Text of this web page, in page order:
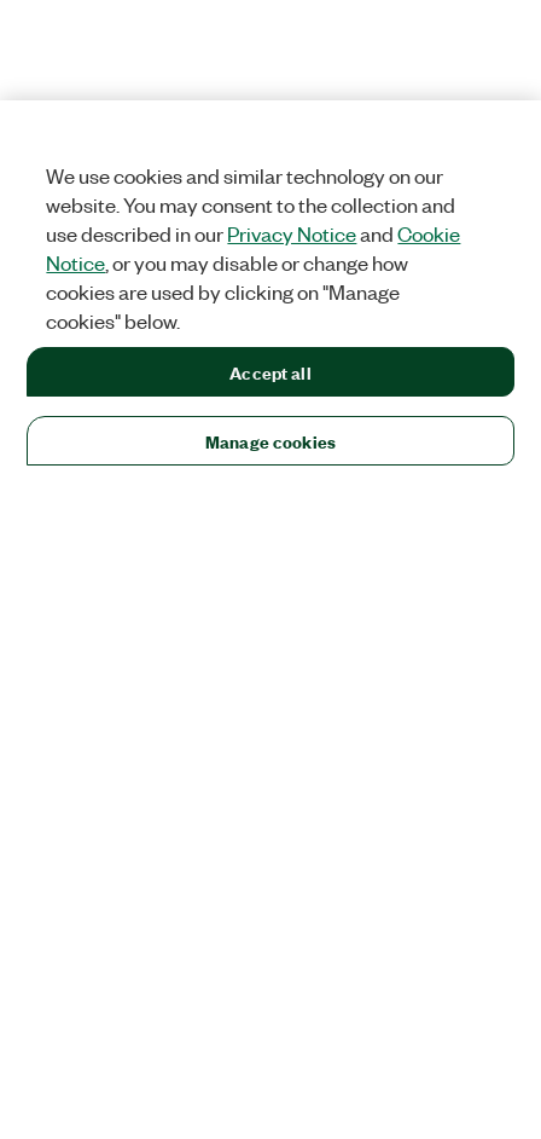
We use cookies and similar technology on our
website. You may consent to the collection and
use described in ourPrivacy NoticeandCookie
Notice , or you may disable or change how
cookies are used by clicking on "Manage
cookies" below.
Manage cookies
Accept all